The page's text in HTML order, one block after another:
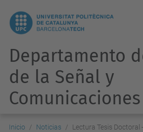
Departamento
de la Señal y
Comunicaciones
Inicio Noticias Lectura Tesis Doctoral